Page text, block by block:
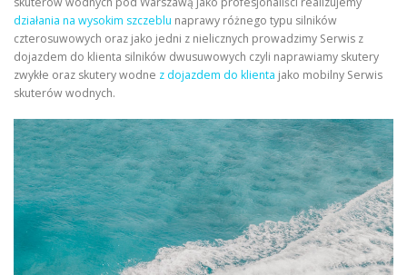
działania na wysokim szczeblu naprawy różnego typu silników
czterosuwowych oraz jako jedni z nielicznych prowadzimy Serwis z
dojazdem do klienta silników dwusuwowych czyli naprawiamy skutery
zwykłe oraz skutery wodne z dojazdem do klienta jako mobilny Serwis
skuterów wodnych.